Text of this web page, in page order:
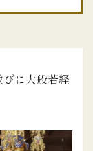
に大般若経